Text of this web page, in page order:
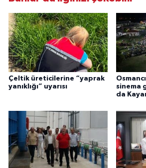
Çeltik üreticilerine “yaprak
yanıklığı” uyarısı
sinema
da